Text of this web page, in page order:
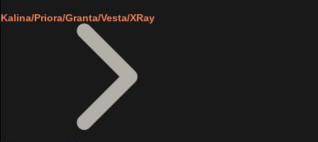
Kalina/Priora/Granta/Vesta/XRay